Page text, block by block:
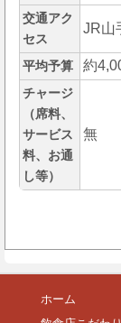
交通アク
セス
JR山
平均予算 約
チャージ
（席料、
サービス
料、お通
し等）
無
ホーム